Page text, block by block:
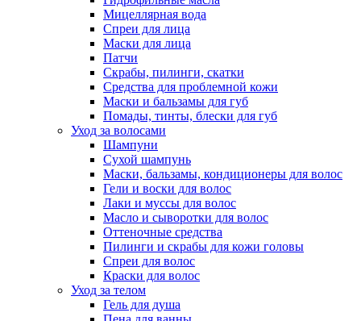
Мицеллярная вода
Спреи для лица
Маски для лица
Патчи
Скрабы, пилинги, скатки
Средства для проблемной кожи
Маски и бальзамы для губ
Помады, тинты, блески для губ
Уход за волосами
Шампуни
Сухой шампунь
Маски, бальзамы, кондиционеры для волос
Гели и воски для волос
Лаки и муссы для волос
Масло и сыворотки для волос
Оттеночные средства
Пилинги и скрабы для кожи головы
Спреи для волос
Краски для волос
Уход за телом
Гель для душа